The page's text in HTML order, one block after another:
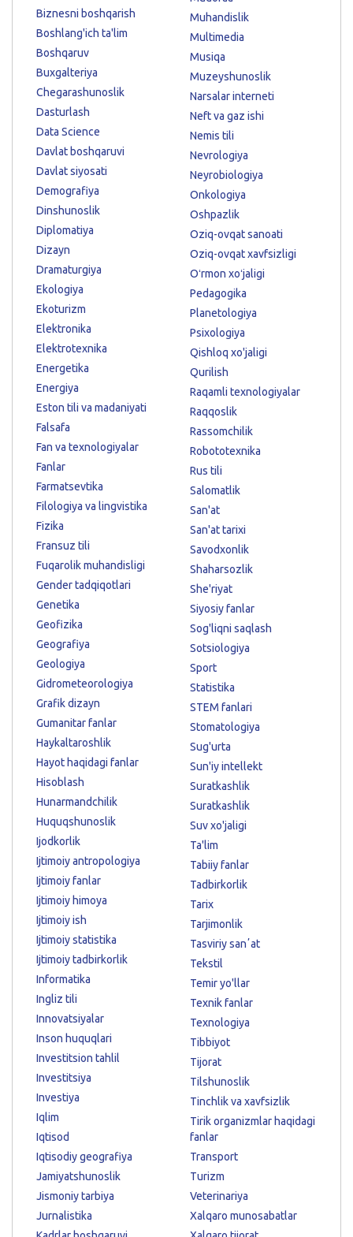
Biznesni boshqarish
Boshlang'ich ta'lim
Boshqaruv
Buxgalteriya
Chegarashunoslik
Dasturlash
Data Science
Davlat boshqaruvi
Davlat siyosati
Demografiya
Dinshunoslik
Diplomatiya
Dizayn
Dramaturgiya
Ekologiya
Ekoturizm
Elektronika
Elektrotexnika
Energetika
Energiya
Eston tili va madaniyati
Falsafa
Fan va texnologiyalar
Fanlar
Farmatsevtika
Filologiya va lingvistika
Fizika
Fransuz tili
Fuqarolik muhandisligi
Gender tadqiqotlari
Genetika
Geofizika
Geografiya
Geologiya
Gidrometeorologiya
Grafik dizayn
Gumanitar fanlar
Haykaltaroshlik
Hayot haqidagi fanlar
Hisoblash
Hunarmandchilik
Huquqshunoslik
Ijodkorlik
Ijtimoiy antropologiya
Ijtimoiy fanlar
Ijtimoiy himoya
Ijtimoiy ish
Ijtimoiy statistika
Ijtimoiy tadbirkorlik
Informatika
Ingliz tili
Innovatsiyalar
Inson huquqlari
Investitsion tahlil
Investitsiya
Investiya
Iqlim
Iqtisod
Iqtisodiy geografiya
Jamiyatshunoslik
Jismoniy tarbiya
Jurnalistika
Muhandislik
Multimedia
Musiqa
Muzeyshunoslik
Narsalar interneti
Neft va gaz ishi
Nemis tili
Nevrologiya
Neyrobiologiya
Onkologiya
Oshpazlik
Oziq-ovqat sanoati
Oziq-ovqat xavfsizligi
Oʻrmon xoʻjaligi
Pedagogika
Planetologiya
Psixologiya
Qishloq xo'jaligi
Qurilish
Raqamli texnologiyalar
Raqqoslik
Rassomchilik
Robototexnika
Rus tili
Salomatlik
San'at
San'at tarixi
Savodxonlik
Shaharsozlik
She'riyat
Siyosiy fanlar
Sog'liqni saqlash
Sotsiologiya
Sport
Statistika
STEM fanlari
Stomatologiya
Sug'urta
Sun'iy intellekt
Suratkashlik
Suratkashlik
Suv xo'jaligi
Ta'lim
Tabiiy fanlar
Tadbirkorlik
Tarix
Tarjimonlik
Tasviriy sanʼat
Tekstil
Temir yo'llar
Texnik fanlar
Texnologiya
Tibbiyot
Tijorat
Tilshunoslik
Tinchlik va xavfsizlik
Tirik organizmlar haqidagi
fanlar
Transport
Turizm
Veterinariya
Xalqaro munosabatlar